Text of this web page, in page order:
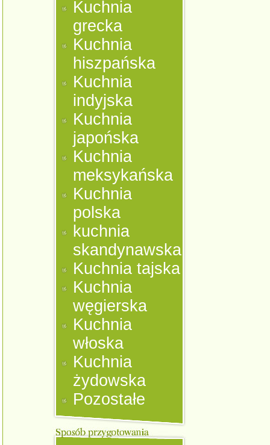
Kuchnia
grecka
Kuchnia
hiszpańska
Kuchnia
indyjska
Kuchnia
japońska
Kuchnia
meksykańska
Kuchnia
polska
kuchnia
skandynawska
Kuchnia tajska
Kuchnia
węgierska
Kuchnia
włoska
Kuchnia
żydowska
Pozostałe